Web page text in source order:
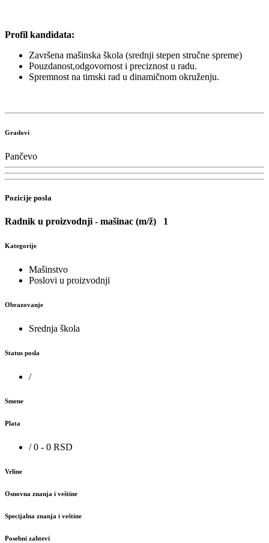
Profil kandidata:
Završena mašinska škola (srednji stepen stručne spreme)
Pouzdanost,odgovornost i preciznost u radu.
Spremnost na timski rad u dinamičnom okruženju.
Gradovi
Pančevo
Pozicije posla
Radnik u proizvodnji - mašinac (m/ž) 1
Kategorije
Mašinstvo
Poslovi u proizvodnji
Obrazovanje
Srednja škola
Status posla
/
Smene
Plata
/ 0 - 0 RSD
Vrline
Osnovna znanja i veštine
Specijalna znanja i veštine
Posebni zahtevi